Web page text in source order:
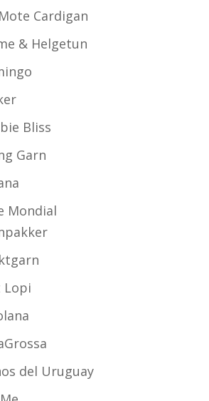
Cardigan
& Helgetun
Bliss
Garn
Mondial
Lopi
del Uruguay